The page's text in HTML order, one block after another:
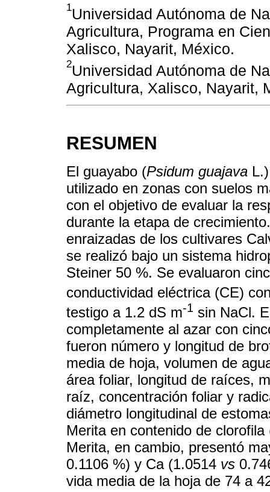
1Universidad Autónoma de
Agricultura, Programa en
Xalisco, Nayarit, México.
2Universidad Autónoma de
Agricultura, Xalisco, Nayarit,
RESUMEN
El guayabo (Psidum guajava
utilizado en zonas con suelos
con el objetivo de evaluar la
durante la etapa de
enraizadas de los cultivares
se realizó bajo un sistema
Steiner 50 %. Se evaluaron
conductividad eléctrica (CE)
testigo a 1.2 dS m-1 sin NaCl.
completamente al azar con
fueron número y longitud de
media de hoja, volumen de
área foliar, longitud de raíces,
raíz, concentración foliar y
diámetro longitudinal de
Merita en contenido de
Merita, en cambio, presentó
0.1106 %) y Ca (1.0514 vs
vida media de la hoja de 74 a